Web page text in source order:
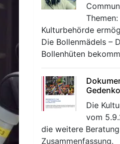
Kulturbehörde
Die Bollenmädels –
Bollenhüten
Die
vom
die weitere
Zusammenfassung.